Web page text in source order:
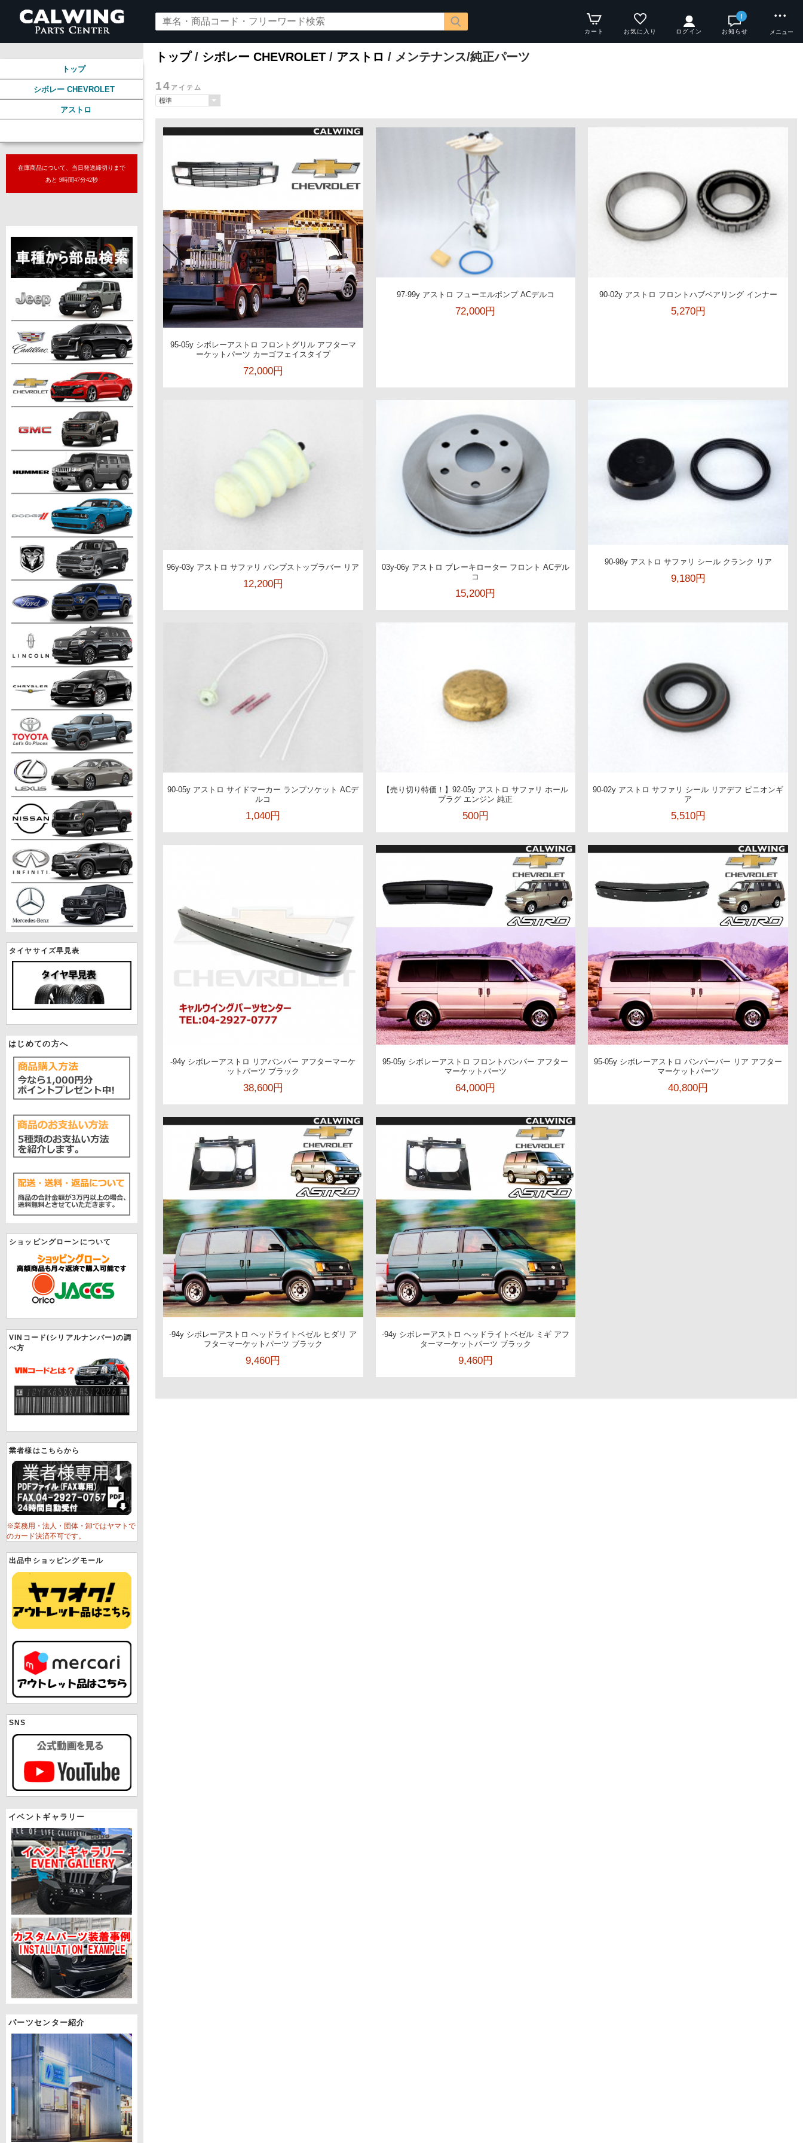
カート お気に入り ログイン
!
お知らせ メニュー
トップ
シボレー CHEVROLET
アストロ
在庫商品について、当日発送締切りまで
あと 9時間47分41秒
タイヤサイズ早見表
はじめての方へ
ショッピングローンについて
VINコード(シリアルナンバー)の調
べ方
業者様はこちらから
※業務用・法人・団体・卸ではヤマトで
のカード決済不可です。
出品中ショッピングモール
SNS
イベントギャラリー
パーツセンター紹介
トップ/ シボレー CHEVROLET / アストロ / メンテナンス/純正パーツ
14 アイテム
95-05y シボレーアストロ フロントグリル アフターマ
ーケットパーツ カーゴフェイスタイプ
72,000円
97-99y アストロ フューエルポンプ ACデルコ
72,000円
90-02y アストロ フロントハブベアリング インナー
5,270円
96y-03y アストロ サファリ バンプストップラバー リア
12,200円
03y-06y アストロ ブレーキローター フロント ACデル
コ
15,200円
90-98y アストロ サファリ シール クランク リア
9,180円
90-05y アストロ サイドマーカー ランプソケット ACデ
ルコ
1,040円
【売り切り特価！】92-05y アストロ サファリ ホール
プラグ エンジン 純正
500円
90-02y アストロ サファリ シール リアデフ ピニオンギ
ア
5,510円
-94y シボレーアストロ リアバンパー アフターマーケ
ットパーツ ブラック
38,600円
95-05y シボレーアストロ フロントバンパー アフター
マーケットパーツ
64,000円
95-05y シボレーアストロ バンパーバー リア アフター
マーケットパーツ
40,800円
-94y シボレーアストロ ヘッドライトベゼル ヒダリ ア
フターマーケットパーツ ブラック
9,460円
-94y シボレーアストロ ヘッドライトベゼル ミギ アフ
ターマーケットパーツ ブラック
9,460円